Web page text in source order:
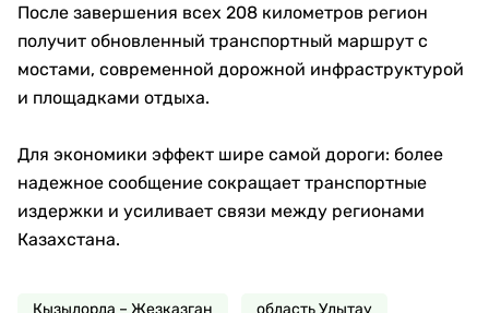
После завершения всех 208 километров регион
получит обновленный транспортный маршрут с
мостами, современной дорожной инфраструктурой
и площадками отдыха.
Для экономики эффект шире самой дороги: более
надежное сообщение сокращает транспортные
издержки и усиливает связи между регионами
Казахстана.
Кызылорда – Жезказган область Улытау